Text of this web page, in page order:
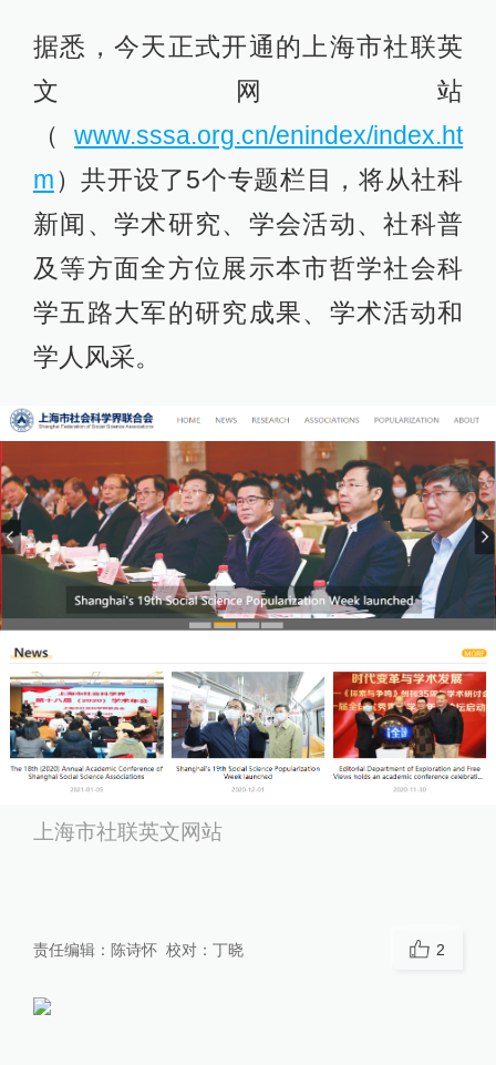
据悉，今天正式开通的上海市社联英
文网站
（www.sssa.org.cn/enindex/index.ht
m）共开设了5个专题栏目，将从社科
新闻、学术研究、学会活动、社科普
及等方面全方位展示本市哲学社会科
学五路大军的研究成果、学术活动和
学人风采。
上海市社联英文网站
责任编辑： 陈诗怀 校对： 丁晓 2